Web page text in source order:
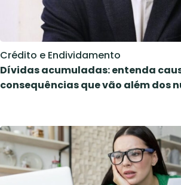
Crédito e Endividamento
Dívidas acumuladas: entenda
consequências que vão além dos